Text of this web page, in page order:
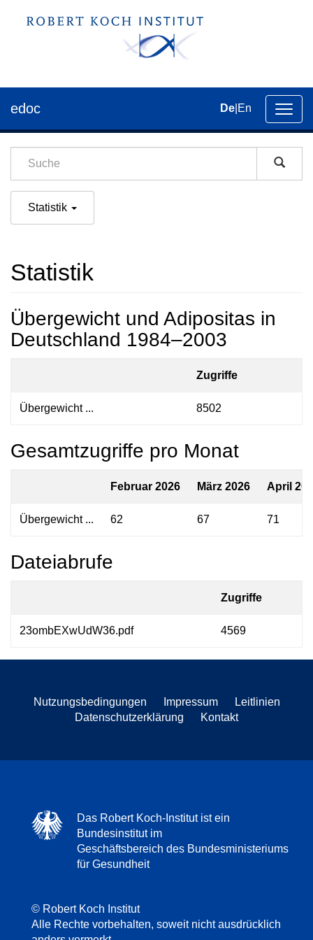
der
edoc De En
Statistik
Statistik
Übergewicht und Adipositas in
Deutschland 1984–2003
Zugriffe
Übergewicht ... 8502
Gesamtzugriffe pro Monat
Februar 2026 März 2026 April
Übergewicht ... 62 67 71
Dateiabrufe
Zugriffe
23ombEXwUdW36.pdf 4569
Nutzungsbedingungen Impressum
Leitlinien
Datenschutzerklärung
Kontakt
Das Robert Koch-Institut ist ein
Bundesinstitut im
Geschäftsbereich des Bundesministeriums
für Gesundheit
© Robert Koch Institut
Alle Rechte vorbehalten, soweit nicht ausdrücklich